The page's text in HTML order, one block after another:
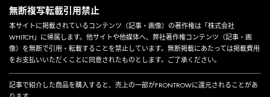
無断複写転載引用禁止
本サイトに掲載されているコンテンツ（記事・画像）の著作権は「株式会社
WHITCH」に帰属します。他サイトや他媒体へ、弊社著作権コンテンツ（記事・画
像）を無断で引用・転載することを禁止しています。無断掲載にあたっては掲載費用
をお支払いいただくことに同意されたものとします。ご了承ください。
記事で紹介した商品を購入すると、売上の一部がFRONTROWに還元されることがあ